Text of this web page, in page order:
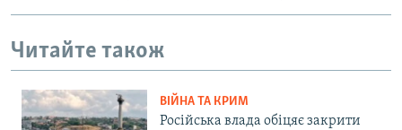
Читайте також
ВІЙНА ТА КРИМ
Російська влада обіцяє закрити